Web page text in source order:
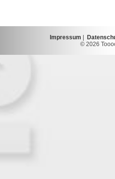
Impressum
© 2026